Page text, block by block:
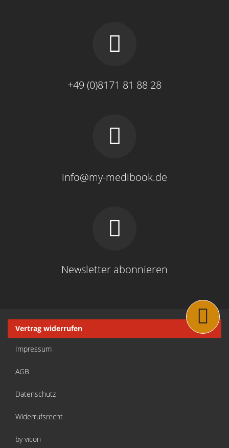
+49 (0)8171 81 88 28
info@my-medibook.de
Newsletter abonnieren
Navigation
überspringen
Vertrag widerrufen
Impressum
AGB
Datenschutz
Widerrufsrecht
by vicon